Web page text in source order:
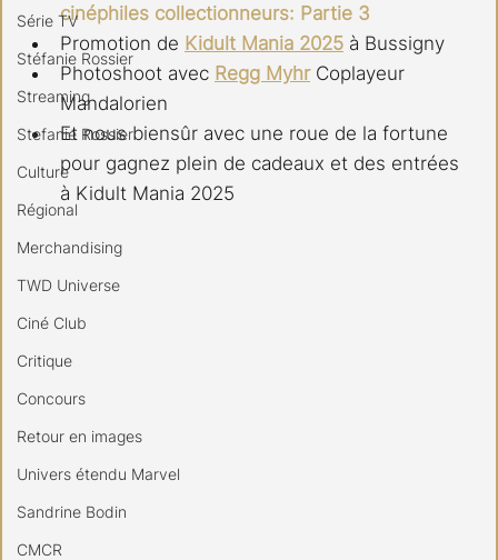
Série TV
Stéfanie Rossier
Streaming
Stefanie Rossier
Culture
Régional
Merchandising
TWD Universe
Ciné Club
Critique
Concours
Retour en images
Univers étendu Marvel
Sandrine Bodin
CMCR
cinéphiles collectionneurs: Partie 3
Promotion de Kidult Mania 2025 à Bussigny
Photoshoot avec Regg Myhr Coplayeur
Mandalorien
Et nous biensûr avec une roue de la fortune
pour gagnez plein de cadeaux et des entrées
à Kidult Mania 2025